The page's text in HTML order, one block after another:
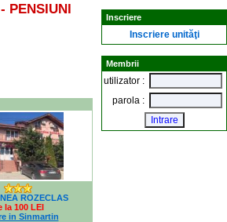
PENSIUNI
ROZECLAS
la 100 LEI
in Sinmartin
Inscriere
Inscriere unităţi
Membrii
utilizator :
parola :